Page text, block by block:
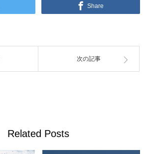
Share
次の記事
Related Posts